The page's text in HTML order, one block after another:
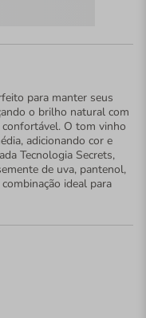
para manter seus
o brilho natural com
O tom vinho
adicionando cor e
Tecnologia Secrets,
de uva, pantenol,
ideal para